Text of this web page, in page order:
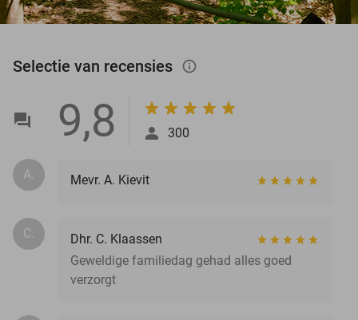
Selectie van recensies info_outlined
9,8 300
A. Mevr. A. Kievit
C.
Dhr. C. Klaassen
Geweldige familiedag gehad alles goed
verzorgt